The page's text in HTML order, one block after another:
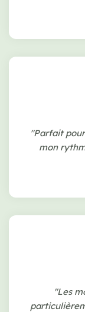
"Parfait
mon
"Les